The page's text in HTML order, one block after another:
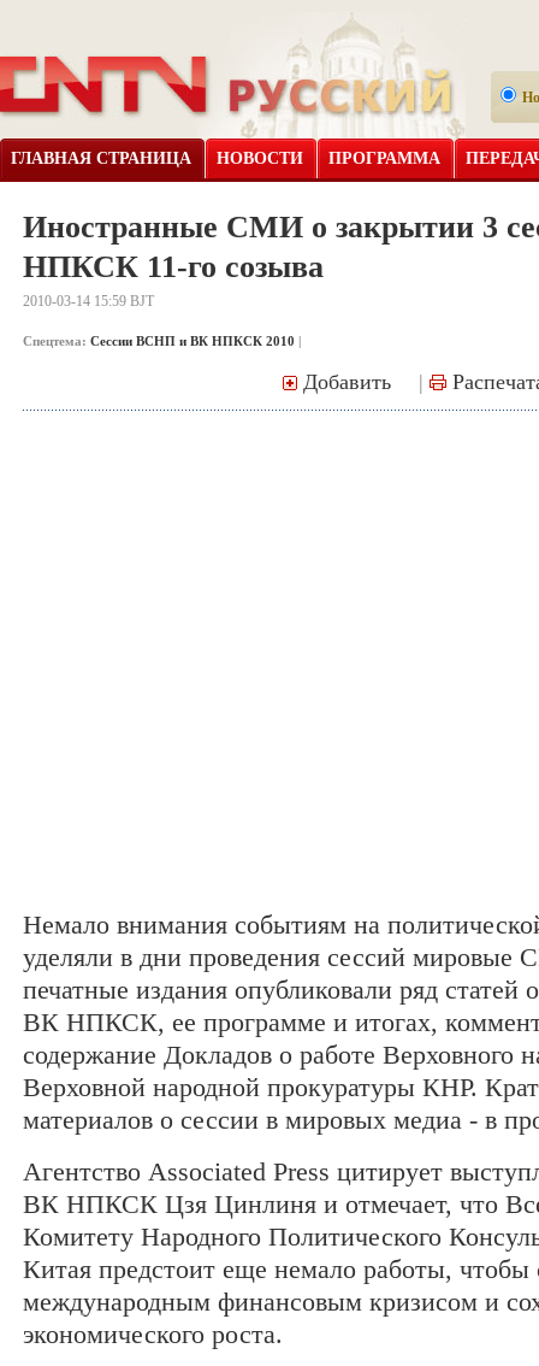
ГЛАВНАЯ СТРАНИЦА НОВОСТИ ПРОГРАММА
Иностранные СМИ о закрытии 3
НПКСК 11-го созыва
2010-03-14 15:59 BJT
Спецтема: Сессии ВСНП и ВК НПКСК 2010 |
Добавить |
Немало внимания событиям на
уделяли в дни проведения сессий
печатные издания опубликовали ряд статей
ВК НПКСК, ее программе и итогах,
содержание Докладов о работе Верховного
Верховной народной прокуратуры КНР.
материалов о сессии в мировых медиа - в
Агентство Associated Press цитирует
ВК НПКСК Цзя Цинлиня и отмечает, что
Комитету Народного Политического
Китая предстоит еще немало работы, чтобы
международным финансовым кризисом и
экономического роста.